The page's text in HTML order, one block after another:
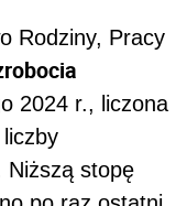
Rodziny, Pracy
2024 r., liczona
Niższą stopę